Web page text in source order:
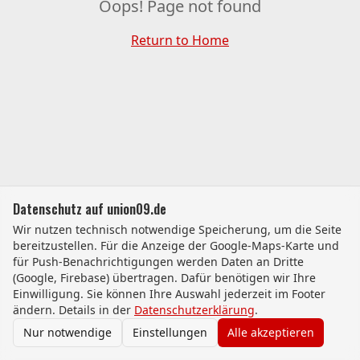
Oops! Page not found
Return to Home
Datenschutz auf union09.de
Wir nutzen technisch notwendige Speicherung, um die Seite
bereitzustellen. Für die Anzeige der Google-Maps-Karte und
für Push-Benachrichtigungen werden Daten an Dritte
(Google, Firebase) übertragen. Dafür benötigen wir Ihre
Einwilligung. Sie können Ihre Auswahl jederzeit im Footer
ändern. Details in der Datenschutzerklärung.
Nur notwendige
Einstellungen Alle akzeptieren